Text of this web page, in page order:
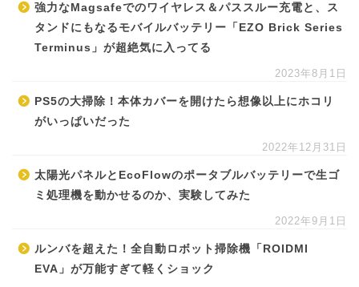
強力なMagsafeでのワイヤレス＆パススルー充電と、ス
タンドにもなるモバイルバッテリー「EZO Brick Series
Terminus」が超絶気に入ってる
2023年8月1日
PS5の大掃除！本体カバーを開けたら想像以上にホコリ
がいっぱいだった
2022年12月31日
太陽光パネルとEcoFlowのポータブルバッテリーで生ゴ
ミ処理機を動かせるのか、実験してみた
2022年9月1日
ルンバを超えた！全自動ロボット掃除機「ROIDMI
EVA」が万能すぎて軽くショック